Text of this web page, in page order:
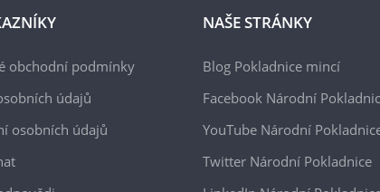
obchodní podmínky
údajů
osobních údajů
NAŠE STRÁNKY
Blog Pokladnice mincí
Facebook Národní
YouTube Národní
Twitter Národní Pokladnice